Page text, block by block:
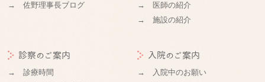
→ 佐野理事長ブログ
→ 医師の紹介
→ 施設の紹介
診察のご案内
→ 診療時間
入院のご案内
→ 入院中のお願い